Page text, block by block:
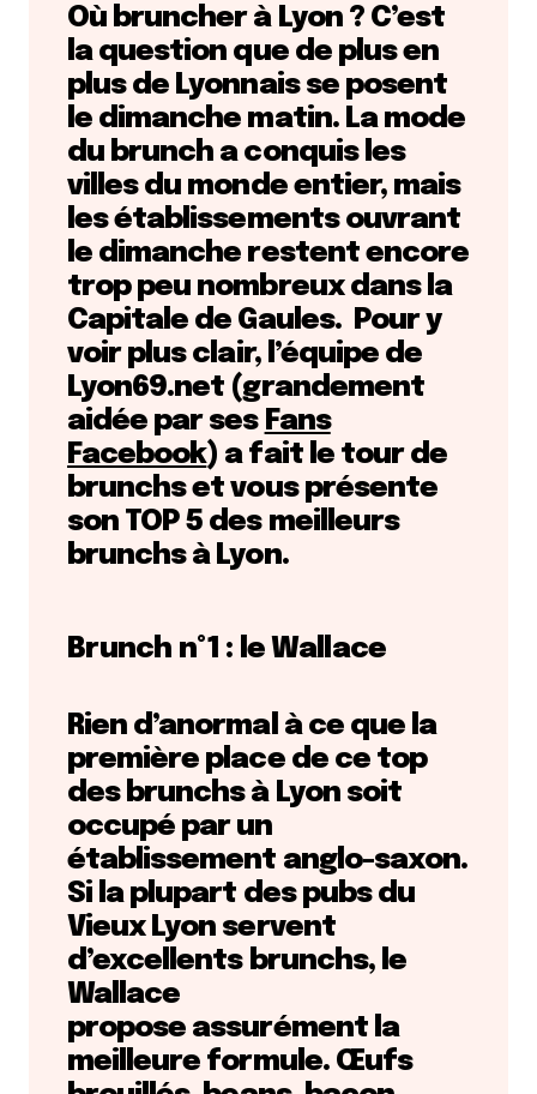
Où bruncher à Lyon ? C’est
la question que de plus en
plus de Lyonnais se posent
le dimanche matin. La mode
du brunch a conquis les
villes du monde entier, mais
les établissements ouvrant
le dimanche restent encore
trop peu nombreux dans la
Capitale de Gaules. Pour y
voir plus clair, l’équipe de
Lyon69.net (grandement
aidée par ses Fans
Facebook) a fait le tour de
brunchs et vous présente
son TOP 5 des meilleurs
brunchs à Lyon.
Brunch n°1 : le Wallace
Rien d’anormal à ce que la
première place de ce top
des brunchs à Lyon soit
occupé par un
établissement anglo-saxon.
Si la plupart des pubs du
Vieux Lyon servent
d’excellents brunchs, le
Wallace
propose assurément la
meilleure formule. Œufs